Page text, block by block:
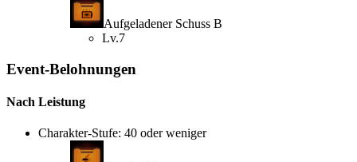
Aufgeladener Schuss B
Lv.7
Event-Belohnungen
Nach Leistung
Charakter-Stufe: 40 oder weniger